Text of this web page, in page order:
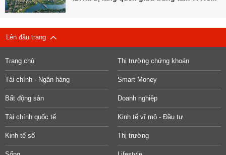
Lên đầu trang
Trang chủ Thị trường chứng khoán
Tài chính - Ngân hàng Smart Money
Bất động sản Doanh nghiệp
Tài chính quốc tế Kinh tế vĩ mô - Đầu tư
Kinh tế số Thị trường